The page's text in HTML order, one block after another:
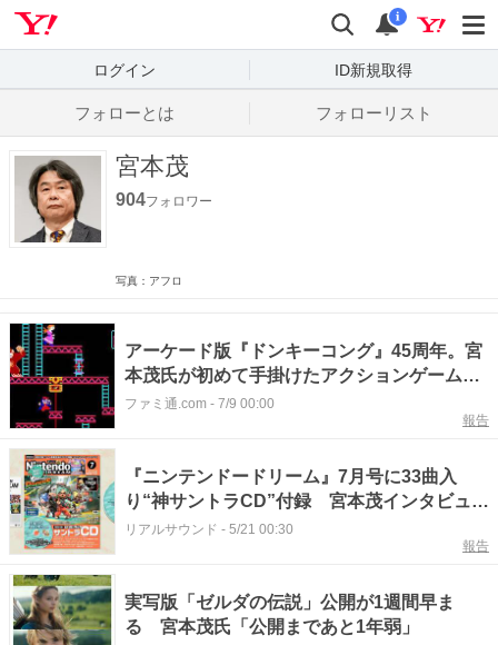
検索
通知
i
ログイン ID新規取得
フォローとは フォローリスト
宮本茂
904フォロワー
写真：アフロ
アーケード版『ドンキーコング』45周年。宮
本茂氏が初めて手掛けたアクションゲーム。
マリオの初登場作品としても知られている
ファミ通.com - 7/9 00:00
報告
『ニンテンドードリーム』7月号に33曲入
り“神サントラCD”付録 宮本茂インタビュー
も掲載
リアルサウンド - 5/21 00:30
報告
実写版「ゼルダの伝説」公開が1週間早ま
る 宮本茂氏「公開まであと1年弱」